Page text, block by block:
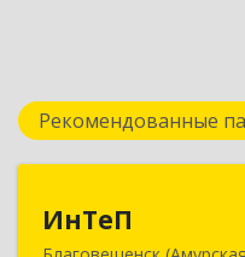
Рекомендованные
ИнТеП